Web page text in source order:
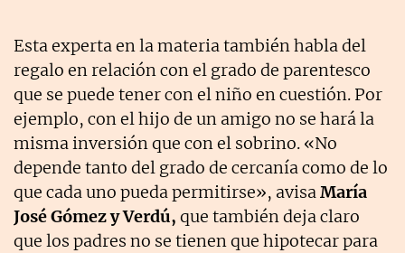
Esta experta en la materia también habla del
regalo en relación con el grado de parentesco
que se puede tener con el niño en cuestión. Por
ejemplo, con el hijo de un amigo no se hará la
misma inversión que con el sobrino. «No
depende tanto del grado de cercanía como de lo
que cada uno pueda permitirse», avisaMaría
José Gómez y Verdú, que también deja claro
que los padres no se tienen que hipotecar para